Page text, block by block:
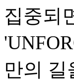
집중되
만의